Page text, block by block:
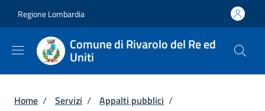
Regione Lombardia
Comune di Rivarolo del Re ed
Uniti
Briciole di pane
Home / Servizi / Appalti pubblici /